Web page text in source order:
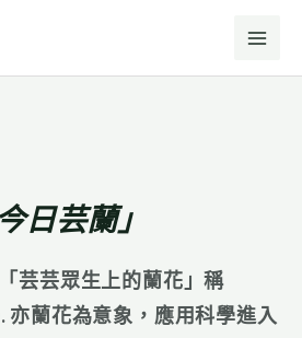
日芸蘭」
芸芸眾生上的蘭花 」稱
亦蘭花為意象，應用科學進入